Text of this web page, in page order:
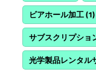
ビアホール加工(1)
サブスクリプショ
光学製品レンタル